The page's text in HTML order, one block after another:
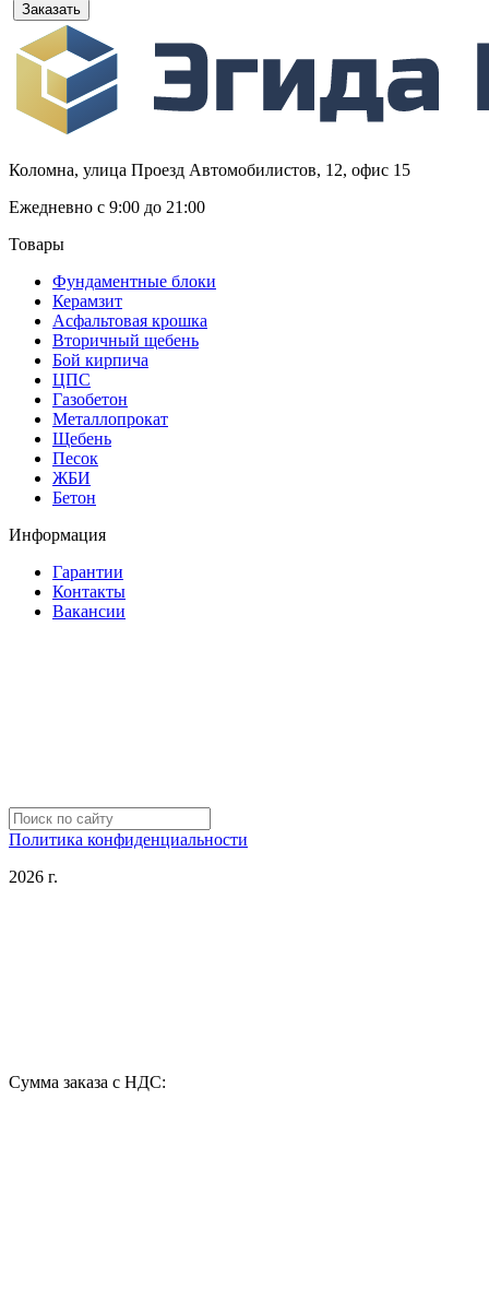
Заказать
Коломна, улица Проезд Автомобилистов, 12, офис 15
Ежедневно с 9:00 до 21:00
Товары
Фундаментные блоки
Керамзит
Асфальтовая крошка
Вторичный щебень
Бой кирпича
ЦПС
Газобетон
Металлопрокат
Щебень
Песок
ЖБИ
Бетон
Информация
Гарантии
Контакты
Вакансии
Политика конфиденциальности
2026 г.
Сумма заказа с НДС: